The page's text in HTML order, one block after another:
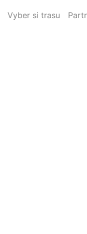
Vyber si trasu